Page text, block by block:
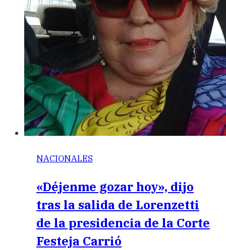
NACIONALES
«Déjenme gozar hoy», dijo
tras la salida de Lorenzetti
de la presidencia de la Corte
Festeja Carrió